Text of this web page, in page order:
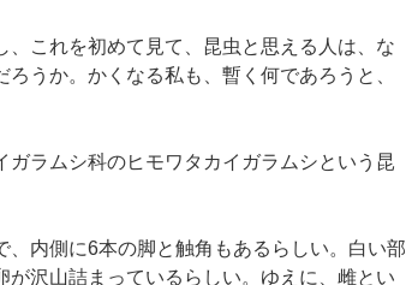
、これを初めて見て、昆虫と思える人は、な
うか。かくなる私も、暫く何であろうと、
ガラムシ科のヒモワタカイガラムシという昆
、内側に6本の脚と触角もあるらしい。白い部
が沢山詰まっているらしい。ゆえに、雌とい